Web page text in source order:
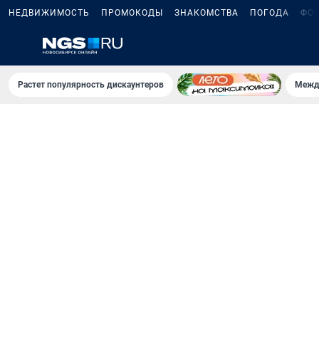
НЕДВИЖИМОСТЬ ПРОМОКОДЫ ЗНАКОМСТВА ПОГОДА
Растет популярность дискаунтеров